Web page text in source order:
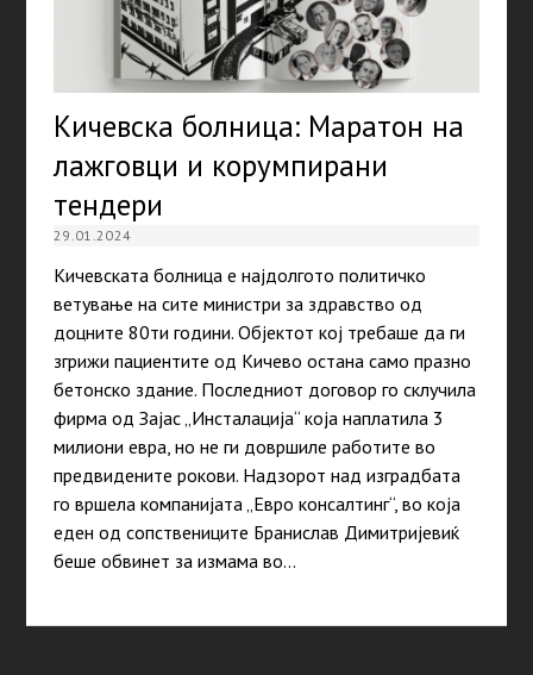
Кичевска болница: Маратон на
лажговци и корумпирани
тендери
29.01.2024
Кичевската болница е најдолгото политичко
ветување на сите министри за здравство од
доцните 80ти години. Објектот кој требаше да ги
згрижи пациентите од Кичево остана само празно
бетонско здание. Последниот договор го склучила
фирма од Зајас „Инсталација“ која наплатила 3
милиони евра, но не ги довршиле работите во
предвидените рокови. Надзорот над изградбата
го вршела компанијата „Евро консалтинг“, во која
еден од сопствениците Бранислав Димитријевиќ
беше обвинет за измама во…